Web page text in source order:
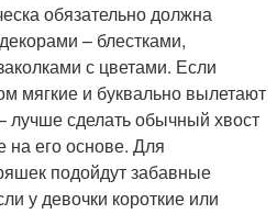
обязательно должна
– блестками,
с цветами. Если
мягкие и буквально вылетают
лучше сделать обычный хвост
на его основе. Для
подойдут забавные
у девочки короткие или